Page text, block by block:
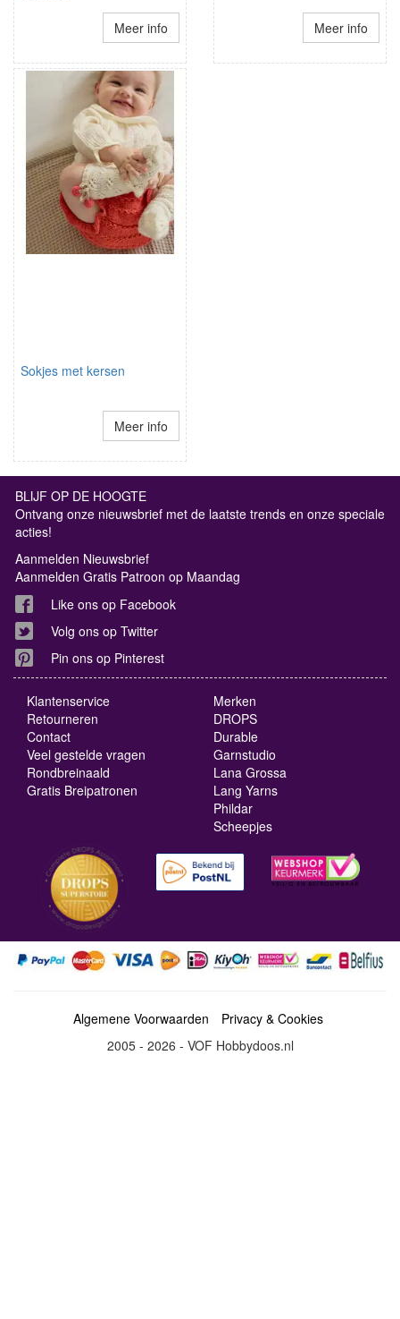
Meer info Meer info
Sokjes met kersen
Meer info
BLIJF OP DE HOOGTE
Ontvang onze nieuwsbrief met de laatste trends en onze speciale
acties!
Aanmelden Nieuwsbrief
Aanmelden Gratis Patroon op Maandag
Like ons op Facebook
Volg ons op Twitter
Pin ons op Pinterest
Klantenservice
Retourneren
Contact
Veel gestelde vragen
Rondbreinaald
Gratis Breipatronen
Merken
DROPS
Durable
Garnstudio
Lana Grossa
Lang Yarns
Phildar
Scheepjes
Algemene Voorwaarden
Privacy & Cookies
2005 - 2026 - VOF Hobbydoos.nl